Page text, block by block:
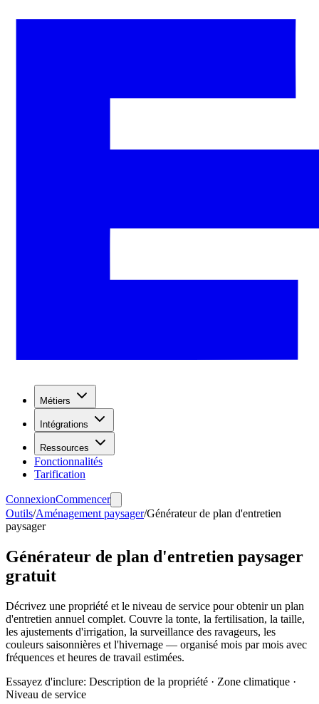
Métiers
Intégrations
Ressources
Fonctionnalités
Tarification
ConnexionCommencer
Outils/Aménagement paysager/Générateur de plan d'entretien
paysager
Générateur de plan d'entretien paysager
gratuit
Décrivez une propriété et le niveau de service pour obtenir un plan
d'entretien annuel complet. Couvre la tonte, la fertilisation, la taille,
les ajustements d'irrigation, la surveillance des ravageurs, les
couleurs saisonnières et l'hivernage — organisé mois par mois avec
fréquences et heures de travail estimées.
Essayez d'inclure: Description de la propriété · Zone climatique ·
Niveau de service